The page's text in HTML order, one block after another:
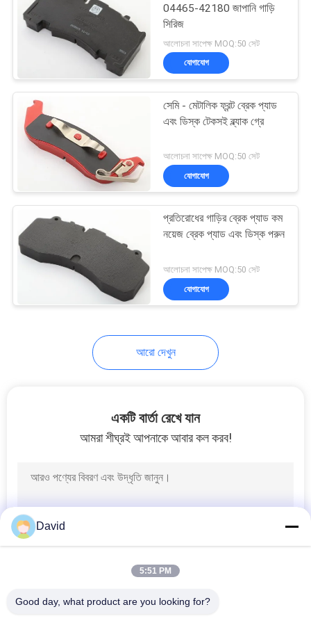
সীল রিং গ্যাসকেট
অ্যাসবেস্টস ফ্রি ব্রেক
লাইনিং
ঘর্ষণ উপাদান শীট
ব্রেক ব্যান্ড লাইনিং
04465-42180 জাপানি গাড়ি
সিরিজ
আলোচনা সাপেক্ষ MOQ:50 সেট
যোগাযোগ
সেমি - মেটালিক ফ্রন্ট ব্রেক প্যাড
এবং ডিস্ক টেকসই ব্ল্যাক গ্রে
আলোচনা সাপেক্ষ MOQ:50 সেট
যোগাযোগ
প্রতিরোধের গাড়ির ব্রেক প্যাড কম
নয়েজ ব্রেক প্যাড এবং ডিস্ক পরুন
আলোচনা সাপেক্ষ MOQ:50 সেট
যোগাযোগ
আরো দেখুন
একটি বার্তা রেখে যান
আমরা শীঘ্রই আপনাকে আবার কল করব!
David
5:51 PM
Good day, what product are you looking for?